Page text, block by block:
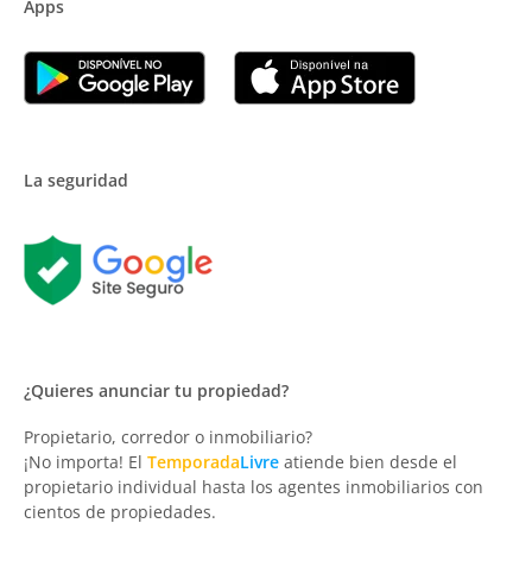
Apps
La seguridad
¿Quieres anunciar tu propiedad?
Propietario, corredor o inmobiliario?
¡No importa! El TemporadaLivre atiende bien desde el
propietario individual hasta los agentes inmobiliarios con
cientos de propiedades.